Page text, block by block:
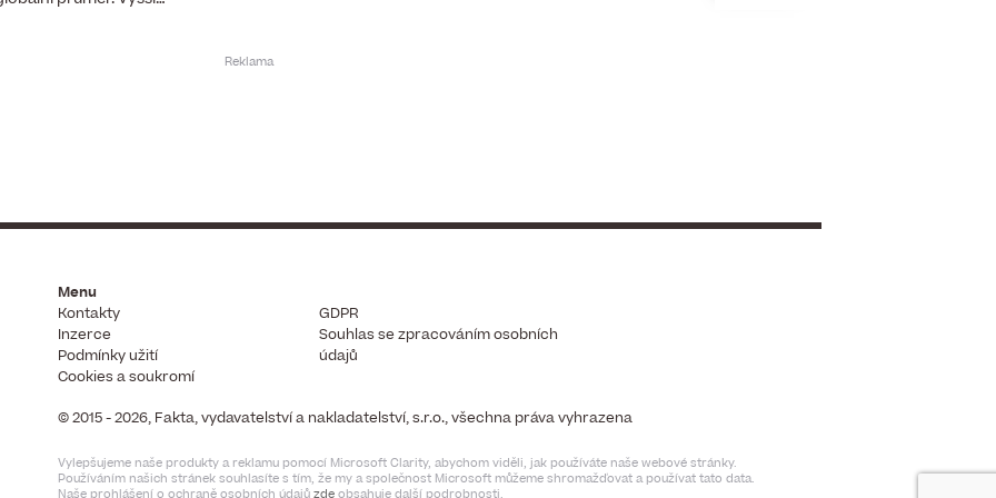
Menu
Kontakty
Inzerce
Podmínky užití
Cookies a soukromí
GDPR
Souhlas se zpracováním osobních
údajů
© 2015 - 2026, Fakta, vydavatelství a nakladatelství, s.r.o., všechna práva vyhrazena
Vylepšujeme naše produkty a reklamu pomocí Microsoft Clarity, abychom viděli, jak používáte naše webové stránky.
Používáním našich stránek souhlasíte s tím, že my a společnost Microsoft můžeme shromažďovat a používat tato data.
Naše prohlášení o ochraně osobních údajůzde obsahuje další podrobnosti.